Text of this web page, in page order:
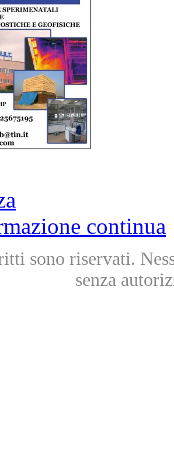
continua
sono riservati.
senza